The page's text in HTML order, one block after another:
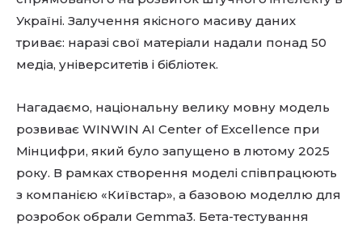
Україні. Залучення якісного масиву даних
триває: наразі свої матеріали надали понад 50
медіа, університетів і бібліотек.
Нагадаємо, національну велику мовну модель
розвиває WINWIN AI Center of Excellence при
Мінцифри, який було запущено в лютому 2025
року. В рамках створення моделі співпрацюють
з компанією «Київстар», а базовою моделлю для
розробок обрали Gemma3. Бета-тестування